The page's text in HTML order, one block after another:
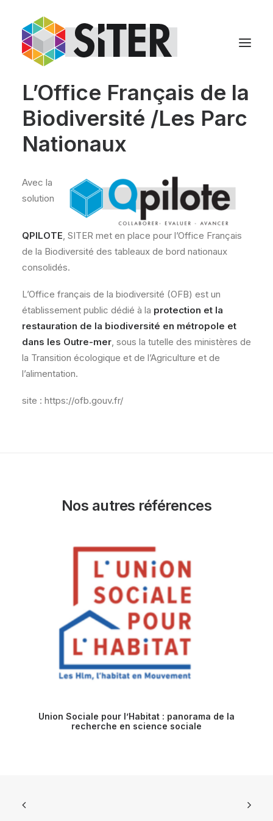
L’Office Français de la
Biodiversité /Les Parc
Nationaux
Avec la
solution
QPILOTE, SITER met en place pour l’Office Français
de la Biodiversité des tableaux de bord nationaux
consolidés.
L’Office français de la biodiversité (OFB) est un
établissement public dédié à la protection et la
restauration de la biodiversité en métropole et
dans les Outre-mer, sous la tutelle des ministères de
la Transition écologique et de l’Agriculture et de
l’alimentation.
site : https://ofb.gouv.fr/
Nos autres références
Union Sociale pour l’Habitat : panorama de la
recherche en science sociale